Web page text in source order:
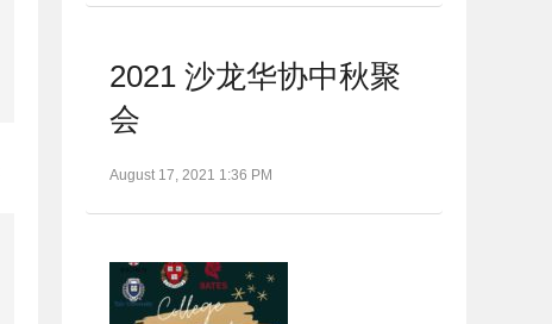
2021 沙龙华协中秋聚
会
August 17, 2021 1:36 PM